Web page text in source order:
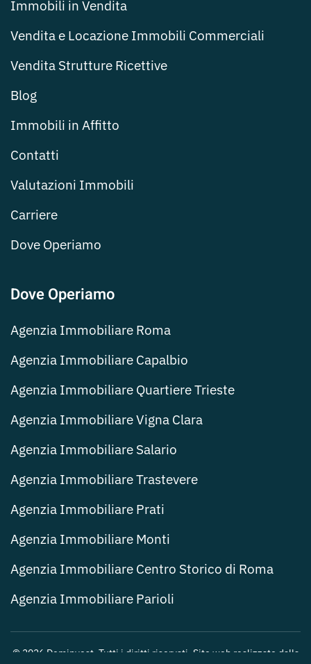
Immobili in Vendita
Vendita e Locazione Immobili Commerciali
Vendita Strutture Ricettive
Blog
Immobili in Affitto
Contatti
Valutazioni Immobili
Carriere
Dove Operiamo
Dove Operiamo
Agenzia Immobiliare Roma
Agenzia Immobiliare Capalbio
Agenzia Immobiliare Quartiere Trieste
Agenzia Immobiliare Vigna Clara
Agenzia Immobiliare Salario
Agenzia Immobiliare Trastevere
Agenzia Immobiliare Prati
Agenzia Immobiliare Monti
Agenzia Immobiliare Centro Storico di Roma
Agenzia Immobiliare Parioli
© 2026 Dominvest. Tutti i diritti riservati. Sito web realizzato dalla